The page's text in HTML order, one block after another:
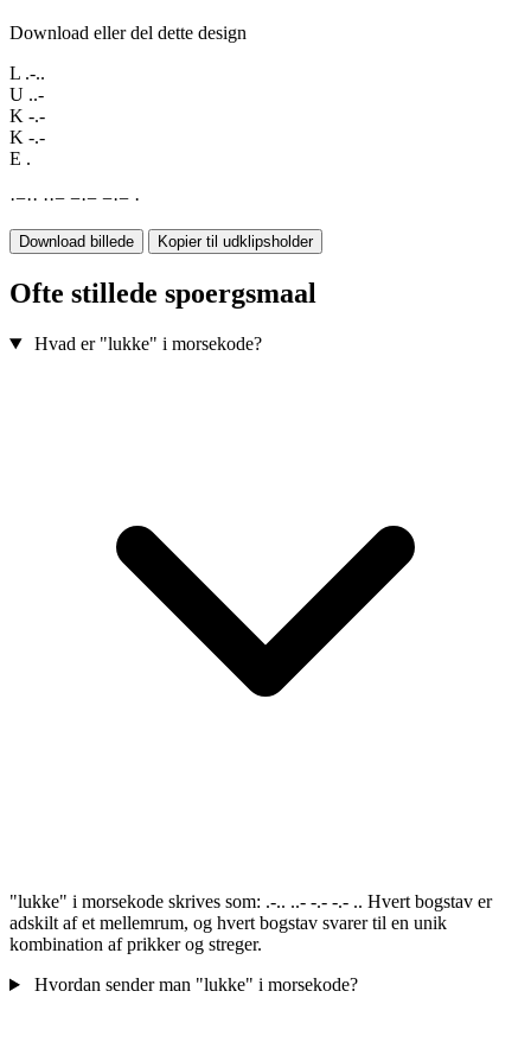
Download eller del dette design
L .-..
U ..-
K -.-
K -.-
E .
·−·· ··− −·− −·− ·
Download billede Kopier til udklipsholder
Ofte stillede spoergsmaal
Hvad er "lukke" i morsekode?
"lukke" i morsekode skrives som: .-.. ..- -.- -.- .. Hvert bogstav er
adskilt af et mellemrum, og hvert bogstav svarer til en unik
kombination af prikker og streger.
Hvordan sender man "lukke" i morsekode?